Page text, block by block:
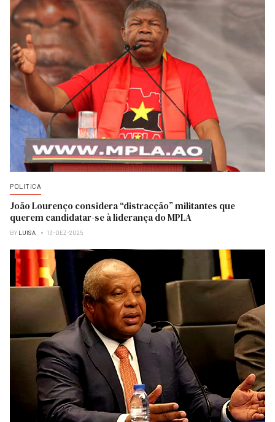
POLITICA
João Lourenço considera “distracção” militantes que
querem candidatar-se à liderança do MPLA
BY LUISA 13-DEZ-2025